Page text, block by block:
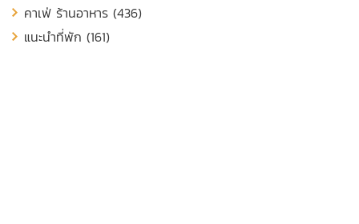
คาเฟ่ ร้านอาหาร (436)
แนะนำที่พัก (161)